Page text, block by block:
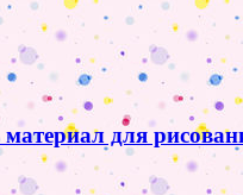
для